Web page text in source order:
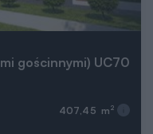
gościnnymi) UC70
407,45 m 2